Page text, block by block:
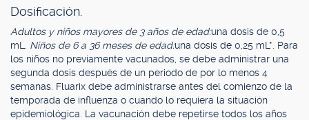
Dosificación.
Adultos y niños mayores de 3 años de edad:una dosis de 0,5
mL. Niños de 6 a 36 meses de edad:una dosis de 0,25 mL*. Para
los niños no previamente vacunados, se debe administrar una
segunda dosis después de un periodo de por lo menos 4
semanas. Fluarix debe administrarse antes del comienzo de la
temporada de influenza o cuando lo requiera la situación
epidemiológica. La vacunación debe repetirse todos los años